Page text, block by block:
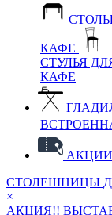
КАФЕ
СТУЛЬЯ
КАФЕ
АКЦИИ
СТОЛЕШНИЦЫ
×
АКЦИЯ!!